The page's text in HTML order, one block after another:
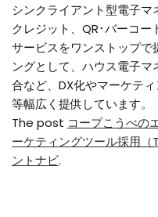
シンクライアント型電子マ
クレジット、QR･バーコ
サービスをワンストップ
ングとして、ハウス電子
合など、DX化やマーケテ
等幅広く提供しています。
The post コープこうべの
ーケティングツール採用（
ントナビ.